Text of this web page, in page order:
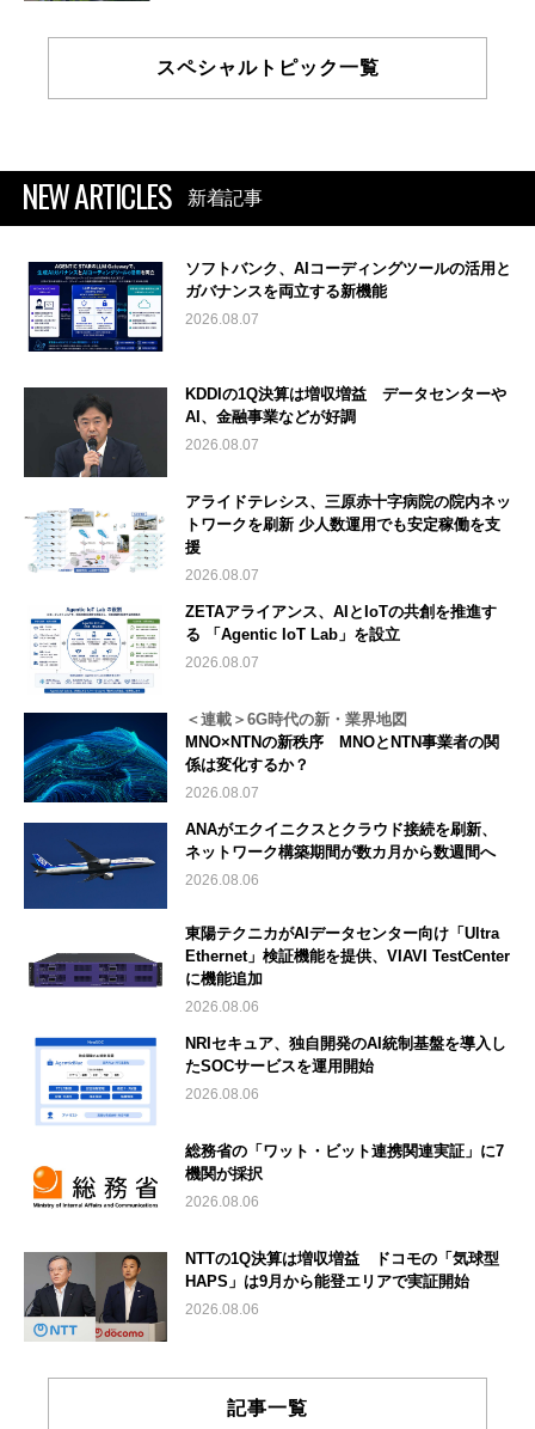
スペシャルトピック一覧
NEW ARTICLES 新着記事
ソフトバンク、AIコーディングツールの活用と
ガバナンスを両立する新機能
2026.08.07
KDDIの1Q決算は増収増益 データセンターや
AI、金融事業などが好調
2026.08.07
アライドテレシス、三原赤十字病院の院内ネッ
トワークを刷新 少人数運用でも安定稼働を支
援
2026.08.07
ZETAアライアンス、AIとIoTの共創を推進す
る 「Agentic IoT Lab」を設立
2026.08.07
＜連載＞6G時代の新・業界地図
MNO×NTNの新秩序 MNOとNTN事業者の関
係は変化するか？
2026.08.07
ANAがエクイニクスとクラウド接続を刷新、
ネットワーク構築期間が数カ月から数週間へ
2026.08.06
東陽テクニカがAIデータセンター向け「Ultra
Ethernet」検証機能を提供、VIAVI TestCenter
に機能追加
2026.08.06
NRIセキュア、独自開発のAI統制基盤を導入し
たSOCサービスを運用開始
2026.08.06
総務省の「ワット・ビット連携関連実証」に7
機関が採択
2026.08.06
NTTの1Q決算は増収増益 ドコモの「気球型
HAPS」は9月から能登エリアで実証開始
2026.08.06
記事一覧